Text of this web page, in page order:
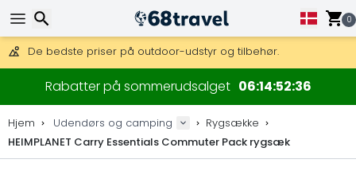
0
DHL Express fra dag til dag er også tilgængelig.
De bedste priser på outdoor-udstyr og tilbehør.
Rabatter på sommerudsalget 06 14 52 35
Hjem Udendørs og camping
Rygsække
HEIMPLANET Carry Essentials Commuter Pack rygsæk
Søg efter